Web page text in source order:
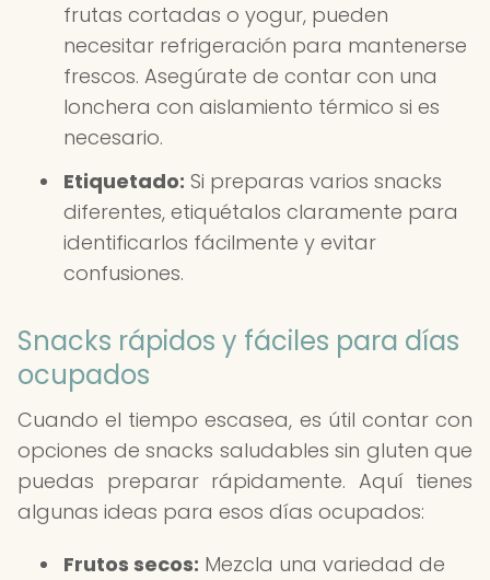
frutas cortadas o yogur, pueden
necesitar refrigeración para mantenerse
frescos. Asegúrate de contar con una
lonchera con aislamiento térmico si es
necesario.
Etiquetado: Si preparas varios snacks
diferentes, etiquétalos claramente para
identificarlos fácilmente y evitar
confusiones.
Snacks rápidos y fáciles para días
ocupados
Cuando el tiempo escasea, es útil contar con
opciones de snacks saludables sin gluten que
puedas preparar rápidamente. Aquí tienes
algunas ideas para esos días ocupados:
Frutos secos: Mezcla una variedad de